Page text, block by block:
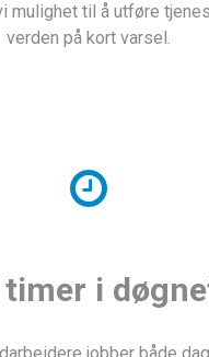
mulighet til å utføre
verden på kort varsel.
timer i